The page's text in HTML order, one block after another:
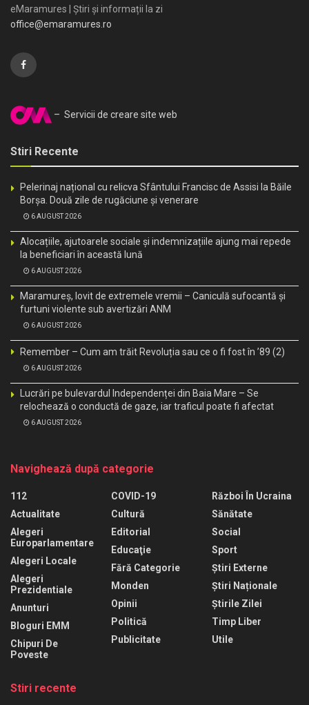
eMaramures | Știri și informații la zi
office@emaramures.ro
– Servicii de creare site web
Stiri Recente
Pelerinaj național cu relicva Sfântului Francisc de Assisi la Băile
Borșa. Două zile de rugăciune și venerare
6 AUGUST 2026
Alocațiile, ajutoarele sociale și indemnizațiile ajung mai repede
la beneficiari în această lună
6 AUGUST 2026
Maramureș, lovit de extremele vremii – Caniculă sufocantă și
furtuni violente sub avertizări ANM
6 AUGUST 2026
Remember – Cum am trăit Revoluția sau ce o fi fost în ’89 (2)
6 AUGUST 2026
Lucrări pe bulevardul Independenței din Baia Mare – Se
relochează o conductă de gaze, iar traficul poate fi afectat
6 AUGUST 2026
Navighează după categorie
112
Actualitate
Alegeri
Europarlamentare
Alegeri Locale
Alegeri
Prezidentiale
Anunturi
Bloguri EMM
Chipuri De
Poveste
COVID-19
Cultură
Editorial
Educaţie
Fără Categorie
Monden
Opinii
Politică
Publicitate
Război În Ucraina
Sănătate
Social
Sport
Știri Externe
Știri Naționale
Știrile Zilei
Timp Liber
Utile
Stiri recente